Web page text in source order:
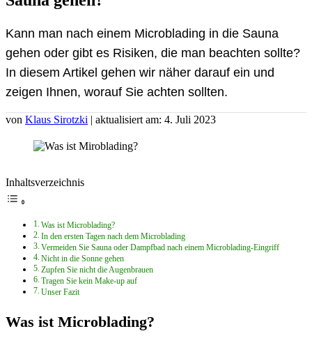
Kann man nach einem Microblading in die Sauna
gehen oder gibt es Risiken, die man beachten sollte?
In diesem Artikel gehen wir näher darauf ein und
zeigen Ihnen, worauf Sie achten sollten.
von Klaus Sirotzki | aktualisiert am: 4. Juli 2023
Inhaltsverzeichnis
Was ist Microblading?
In den ersten Tagen nach dem Microblading
Vermeiden Sie Sauna oder Dampfbad nach einem Microblading-Eingriff
Nicht in die Sonne gehen
Zupfen Sie nicht die Augenbrauen
Tragen Sie kein Make-up auf
Unser Fazit
Was ist Microblading?